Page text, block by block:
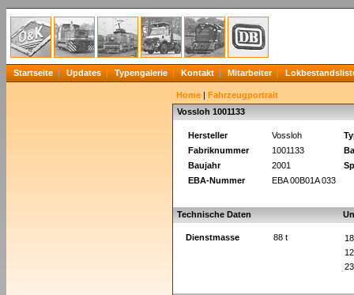
Startseite Updates Typengalerie Kontakt Mitarbeiter
Home | Fahrzeugportrait
Vossloh 1001133
Hersteller Vossloh
Fabriknummer
1001133
Baujahr
2001
EBA-Nummer
EBA 00B01A 033
Technische Daten
Dienstmasse 88 t